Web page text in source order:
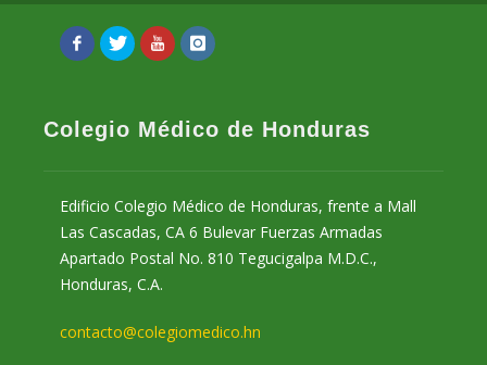
Colegio Médico de Honduras
Edificio Colegio Médico de Honduras, frente a Mall
Las Cascadas, CA 6 Bulevar Fuerzas Armadas
Apartado Postal No. 810 Tegucigalpa M.D.C.,
Honduras, C.A.
contacto@colegiomedico.hn